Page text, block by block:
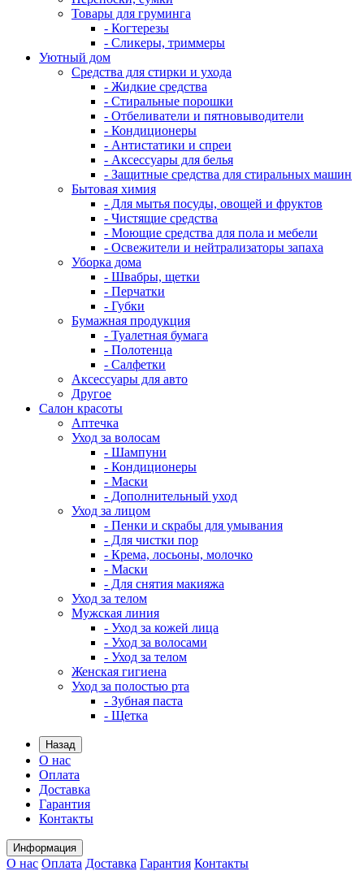
Товары для груминга
- Когтерезы
- Сликеры, триммеры
Уютный дом
Средства для стирки и ухода
- Жидкие средства
- Стиральные порошки
- Отбеливатели и пятновыводители
- Кондиционеры
- Антистатики и спреи
- Аксессуары для белья
- Защитные средства для стиральных машин
Бытовая химия
- Для мытья посуды, овощей и фруктов
- Чистящие средства
- Моющие средства для пола и мебели
- Освежители и нейтрализаторы запаха
Уборка дома
- Швабры, щетки
- Перчатки
- Губки
Бумажная продукция
- Туалетная бумага
- Полотенца
- Салфетки
Аксессуары для авто
Другое
Салон красоты
Аптечка
Уход за волосам
- Шампуни
- Кондиционеры
- Маски
- Дополнительный уход
Уход за лицом
- Пенки и скрабы для умывания
- Для чистки пор
- Крема, лосьоны, молочко
- Маски
- Для снятия макияжа
Уход за телом
Мужская линия
- Уход за кожей лица
- Уход за волосами
- Уход за телом
Женская гигиена
Уход за полостью рта
- Зубная паста
- Щетка
Назад
О нас
Оплата
Доставка
Гарантия
Контакты
Информация
О нас Оплата Доставка Гарантия Контакты